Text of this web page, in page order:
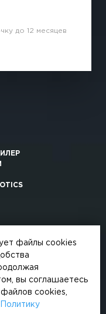
до 12 месяцев
данных
файлы cookies
вы соглашаетесь
cookies,
Политику